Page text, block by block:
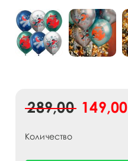
289,00 149,00
Количество